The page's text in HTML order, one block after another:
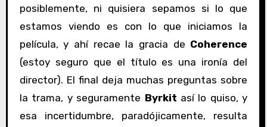
posiblemente, ni quisiera sepamos si lo que
estamos viendo es con lo que iniciamos la
película, y ahí recae la gracia de Coherence
(estoy seguro que el título es una ironía del
director). El final deja muchas preguntas sobre
la trama, y seguramente Byrkit así lo quiso, y
esa incertidumbre, paradójicamente, resulta